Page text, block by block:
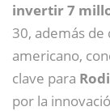
invertir 7
30, además
americano,
clave para
por la